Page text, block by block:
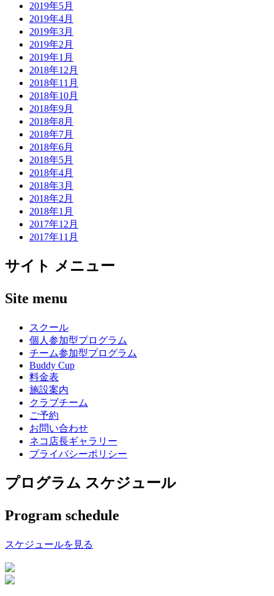
2019年5月
2019年4月
2019年3月
2019年2月
2019年1月
2018年12月
2018年11月
2018年10月
2018年9月
2018年8月
2018年7月
2018年6月
2018年5月
2018年4月
2018年3月
2018年2月
2018年1月
2017年12月
2017年11月
サイト メニュー
Site menu
スクール
個人参加型プログラム
チーム参加型プログラム
Buddy Cup
料金表
施設案内
クラブチーム
ご予約
お問い合わせ
ネコ店長ギャラリー
プライバシーポリシー
プログラム スケジュール
Program schedule
スケジュールを見る